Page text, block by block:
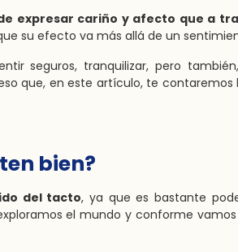
expresar cariño y afecto que a
su efecto va más allá de un
seguros, tranquilizar, pero
que, en este artículo, te contaremos
bien?
del tacto, ya que es bastante
el mundo y conforme